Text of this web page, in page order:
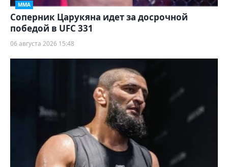
ММА
Соперник Царукяна идет за досрочной
победой в UFC 331
06 августа 2026 15:48